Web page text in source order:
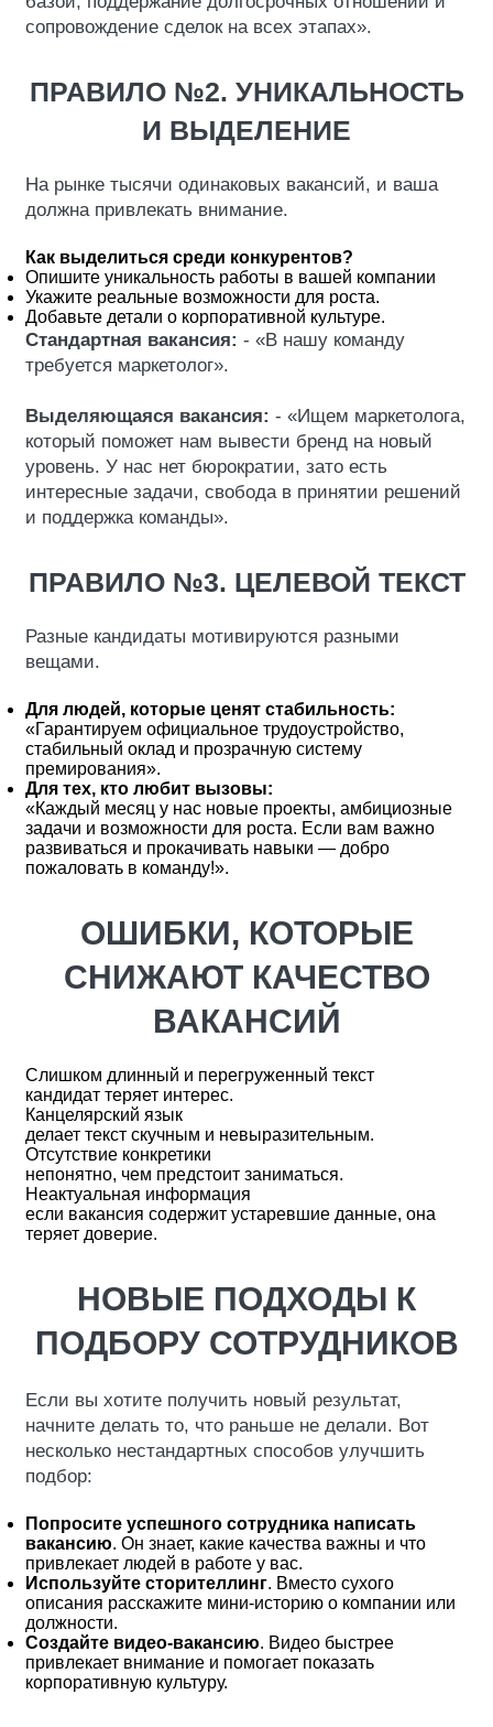
сопровождение сделок на всех этапах».
ПРАВИЛО №2. УНИКАЛЬНОСТЬ
И ВЫДЕЛЕНИЕ
На рынке тысячи одинаковых вакансий, и ваша
должна привлекать внимание.
Как выделиться среди конкурентов?
Опишите уникальность работы в вашей компании
Укажите реальные возможности для роста.
Добавьте детали о корпоративной культуре.
Стандартная вакансия: - «В нашу команду
требуется маркетолог».
Выделяющаяся вакансия: - «Ищем маркетолога,
который поможет нам вывести бренд на новый
уровень. У нас нет бюрократии, зато есть
интересные задачи, свобода в принятии решений
и поддержка команды».
ПРАВИЛО №3. ЦЕЛЕВОЙ ТЕКСТ
Разные кандидаты мотивируются разными
вещами.
Для людей, которые ценят стабильность:
«Гарантируем официальное трудоустройство,
стабильный оклад и прозрачную систему
премирования».
Для тех, кто любит вызовы:
«Каждый месяц у нас новые проекты, амбициозные
задачи и возможности для роста. Если вам важно
развиваться и прокачивать навыки — добро
пожаловать в команду!».
ОШИБКИ, КОТОРЫЕ
СНИЖАЮТ КАЧЕСТВО
ВАКАНСИЙ
Слишком длинный и перегруженный текст
кандидат теряет интерес.
Канцелярский язык
делает текст скучным и невыразительным.
Отсутствие конкретики
непонятно, чем предстоит заниматься.
Неактуальная информация
если вакансия содержит устаревшие данные, она
теряет доверие.
НОВЫЕ ПОДХОДЫ К
ПОДБОРУ СОТРУДНИКОВ
Если вы хотите получить новый результат,
начните делать то, что раньше не делали. Вот
несколько нестандартных способов улучшить
подбор:
Попросите успешного сотрудника написать
вакансию. Он знает, какие качества важны и что
привлекает людей в работе у вас.
Используйте сторителлинг. Вместо сухого
описания расскажите мини-историю о компании или
должности.
Создайте видео-вакансию. Видео быстрее
привлекает внимание и помогает показать
корпоративную культуру.